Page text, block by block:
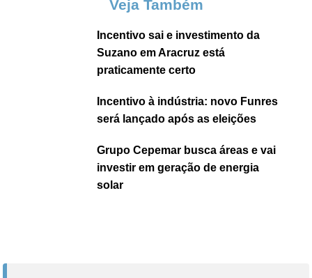
Veja Também
Incentivo sai e investimento da
Suzano em Aracruz está
praticamente certo
Incentivo à indústria: novo Funres
será lançado após as eleições
Grupo Cepemar busca áreas e vai
investir em geração de energia
solar